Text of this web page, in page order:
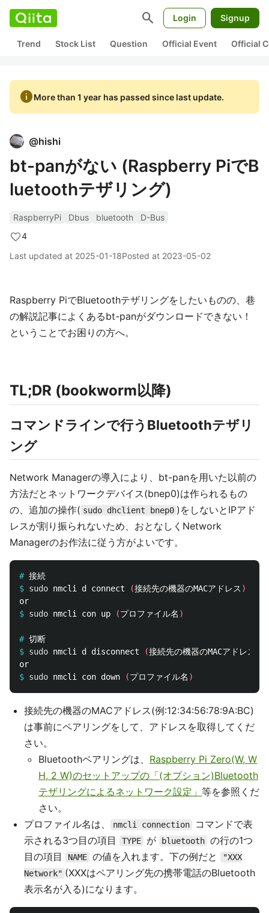
search Login Signup
Trend Stock List Question Official Event Official
infoMore than 1 year has passed since last update.
@hishi
bt-panがない (Raspberry PiでB
luetoothテザリング)
RaspberryPi Dbus bluetooth
D-Bus
4
Last updated at 2025-01-18Posted at 2023-05-02
Raspberry PiでBluetoothテザリングをしたいものの、巷
の解説記事によくあるbt-panがダウンロードできない！
ということでお困りの方へ。
TL;DR (bookworm以降)
コマンドラインで行うBluetoothテザリ
ング
Network Managerの導入により、bt-panを用いた以前の
方法だとネットワークデバイス(bnep0)は作られるもの
の、追加の操作( sudo dhclient bnep0 )をしないとIPアド
レスが割り振られないため、おとなしくNetwork
Managerのお作法に従う方がよいです。
#
$ sudo nmcli d connect (接続先の機器のMACアドレス )
$ sudo nmcli con up (プロファイル名 )
#
$ sudo nmcli d disconnect (接続先の機器のMACアドレス
$ sudo nmcli con down (プロファイル名 )
接続先の機器のMACアドレス(例:12:34:56:78:9A:BC)
は事前にペアリングをして、アドレスを取得してくだ
さい。
Bluetoothペアリングは、 Raspberry Pi Zero(W, W
H, 2 W)のセットアップの「(オプション)Bluetooth
テザリングによるネットワーク設定」 等を参照くだ
さい。
プロファイル名は、
nmcli connection
コマンドで表
示される3つ目の項目
TYPE が bluetooth の行の1つ
目の項目
NAME の値を入れます。下の例だと
"XXX
Network" (XXXはペアリング先の携帯電話のBluetooth
表示名が入る)になります。